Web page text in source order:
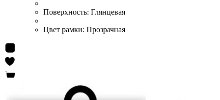
Поверхность: Глянцевая
Цвет рамки: Прозрачная